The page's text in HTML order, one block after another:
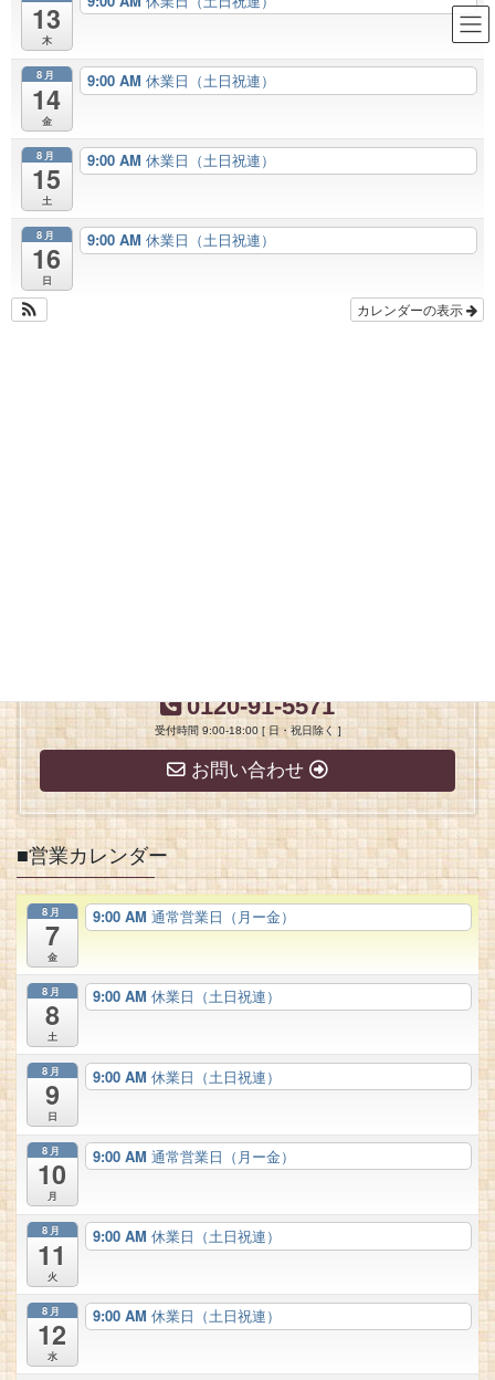
足立区 耐震 断熱 新築 まる
ごとリフォーム｜住まいの性能
を向上リノベーション｜株式会
社太田工務店｜ 近所の住まいの
専門家 ｜ こだわる住まい │ 住
0120-91-5571
受付時間 9:00-18:00 [ 日・祝日除く ]
お問い合わせ
■営業カレンダー
8月
7
金
9:00 AM 通常営業日（月ー金）
8月
8
土
9:00 AM 休業日（土日祝連）
8月
9
日
9:00 AM 休業日（土日祝連）
8月
10
月
9:00 AM 通常営業日（月ー金）
8月
11
火
9:00 AM 休業日（土日祝連）
8月
12
水
9:00 AM 休業日（土日祝連）
13
木
8月
14
金
9:00 AM 休業日（土日祝連）
8月
15
土
9:00 AM 休業日（土日祝連）
8月
16
日
9:00 AM 休業日（土日祝連）
カレンダーの表示